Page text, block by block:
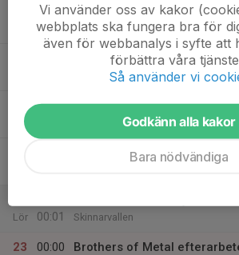
Tor
16:00
Brothers of Metal
Skinnarvallen
Brothers of Metal
Lör
00:01
Skinnarvallen
23
00:00
Brothers of Metal
Vi använder oss av kakor
webbplats ska fungera bra för
även för webbanalys i syfte att
förbättra våra
Så använder vi
Godkänn alla kakor
Bara nödvändiga